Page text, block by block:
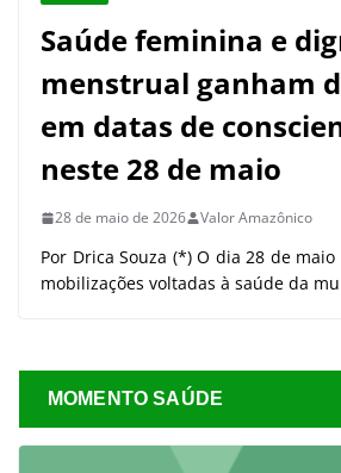
Saúde feminina e
menstrual ganham
em datas de
neste 28 de maio
28 de maio de 2026 Valor Amazônico
Por Drica Souza (*) O dia 28 de
mobilizações voltadas à saúde da
MOMENTO SAÚDE